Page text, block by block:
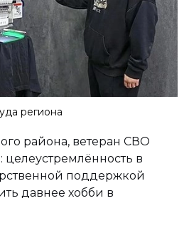
региона
района, ветеран СВО
целеустремлённость в
поддержкой
давнее хобби в